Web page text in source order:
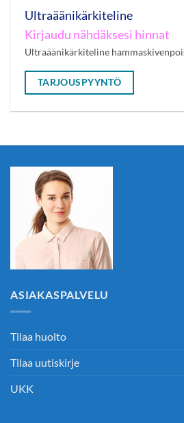
Ultraäänikärkiteline
Kirjaudu nähdäksesi hinnat
Ultraäänikärkiteline
TARJOUSPYYNTÖ
ASIAKASPALVELU
Tilaa huolto
Tilaa uutiskirje
UKK